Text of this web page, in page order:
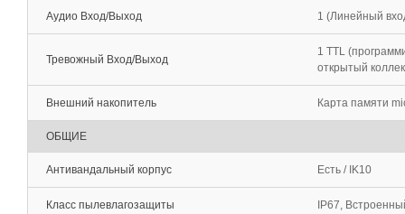
Аудио Вход/Выход 1 (Линейный
Тревожный Вход/Выход
1 TTL
открытый
Внешний накопитель Карта памяти
ОБЩИЕ
Антивандальный корпус Есть / IK10
Класс пылевлагозащиты IP67,